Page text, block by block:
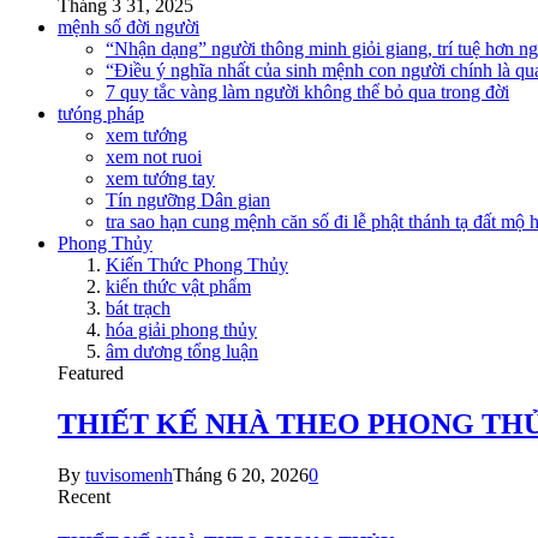
Tháng 3 31, 2025
mệnh số đời người
“Nhận dạng” người thông minh giỏi giang, trí tuệ hơn
“Điều ý nghĩa nhất của sinh mệnh con người chính là
7 quy tắc vàng làm người không thể bỏ qua trong đời
tưóng pháp
xem tướng
xem not ruoi
xem tướng tay
Tín ngưỡng Dân gian
tra sao hạn cung mệnh căn số đi lễ phật thánh tạ đất mộ
Phong Thủy
Kiến Thức Phong Thủy
kiến thức vật phẩm
bát trạch
hóa giải phong thủy
âm dương tổng luận
Featured
THIẾT KẾ NHÀ THEO PHONG
By tuvisomenhTháng 6 20, 20260
Recent